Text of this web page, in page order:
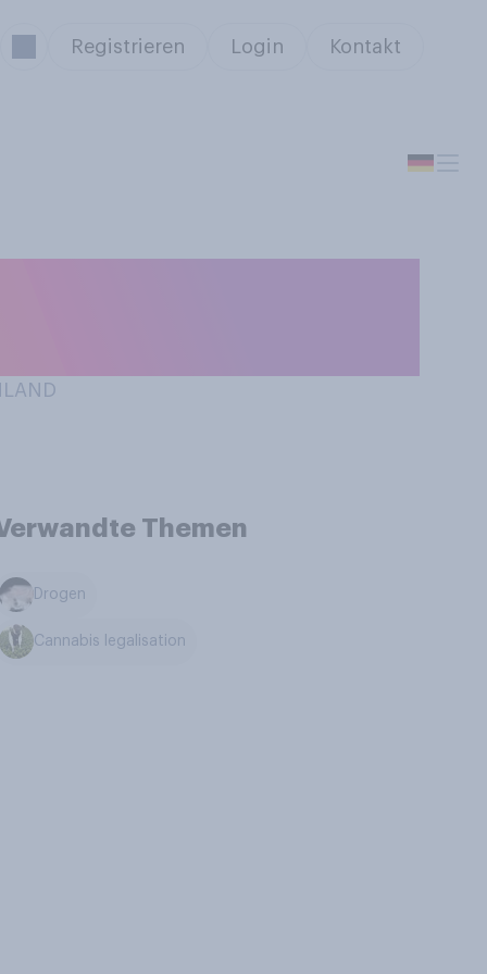
Registrieren Login Kontakt
Themen
Drogen
Cannabis legalisation